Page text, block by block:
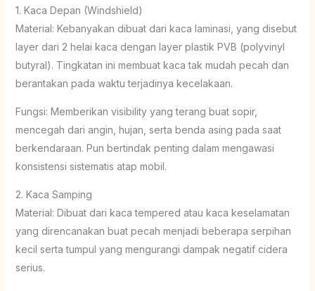
1. Kaca Depan (Windshield)
Material: Kebanyakan dibuat dari kaca laminasi, yang disebut
layer dari 2 helai kaca dengan layer plastik PVB (polyvinyl
butyral). Tingkatan ini membuat kaca tak mudah pecah dan
berantakan pada waktu terjadinya kecelakaan.
Fungsi: Memberikan visibility yang terang buat sopir,
mencegah dari angin, hujan, serta benda asing pada saat
berkendaraan. Pun bertindak penting dalam mengawasi
konsistensi sistematis atap mobil.
2. Kaca Samping
Material: Dibuat dari kaca tempered atau kaca keselamatan
yang direncanakan buat pecah menjadi beberapa serpihan
kecil serta tumpul yang mengurangi dampak negatif cidera
serius.